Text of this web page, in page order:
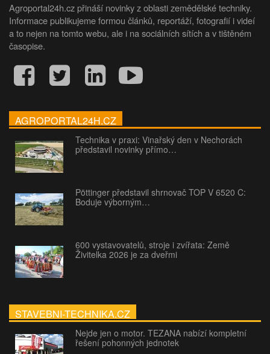
Agroportal24h.cz přináší novinky z oblasti zemědělské techniky.
Informace publikujeme formou článků, reportáží, fotografií i videí
a to nejen na tomto webu, ale i na sociálních sítích a v tištěném
časopise.
AGROPORTAL24H.CZ
Technika v praxi: Vinařský den v Nechorách
představil novinky přímo…
Pöttinger představil shrnovač TOP V 6520 C:
Boduje výborným…
600 vystavovatelů, stroje i zvířata: Země
Živitelka 2026 je za dveřmi
STAVEBNI-TECHNIKA.CZ
Nejde jen o motor. TEZANA nabízí kompletní
řešení pohonných jednotek